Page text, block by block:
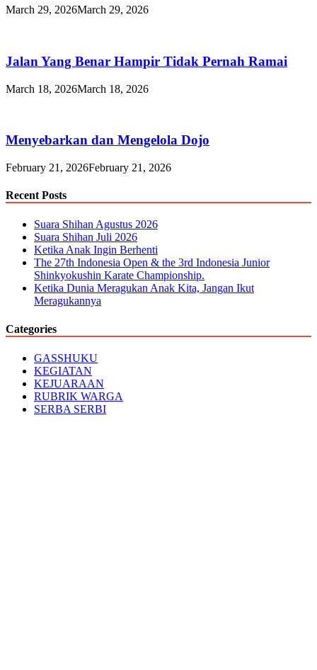
March 29, 2026March 29, 2026
Jalan Yang Benar Hampir Tidak Pernah Ramai
March 18, 2026March 18, 2026
Menyebarkan dan Mengelola Dojo
February 21, 2026February 21, 2026
Recent Posts
Suara Shihan Agustus 2026
Suara Shihan Juli 2026
Ketika Anak Ingin Berhenti
The 27th Indonesia Open & the 3rd Indonesia Junior
Shinkyokushin Karate Championship.
Ketika Dunia Meragukan Anak Kita, Jangan Ikut
Meragukannya
Categories
GASSHUKU
KEGIATAN
KEJUARAAN
RUBRIK WARGA
SERBA SERBI